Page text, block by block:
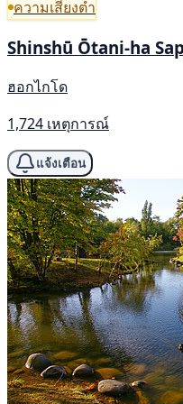
ความเสี่ยงต่ำ
Shinshū Ōtani-ha
ฮอกไกโด
1,724 เหตุการณ์
แจ้งเตือน